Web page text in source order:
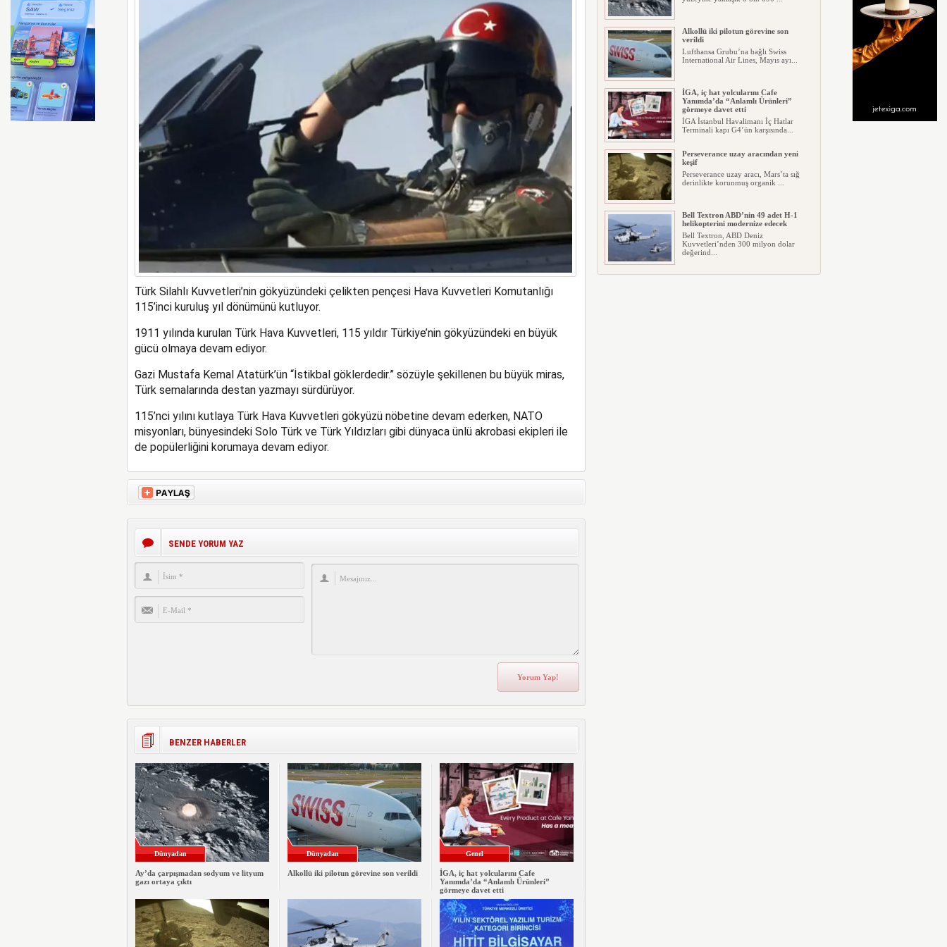
Türk Silahlı Kuvvetleri’nin gökyüzündeki çelikten pençesi Hava Kuvvetleri Komutanlığı
115’inci kuruluş yıl dönümünü kutluyor.
1911 yılında kurulan Türk Hava Kuvvetleri, 115 yıldır Türkiye’nin gökyüzündeki en büyük
gücü olmaya devam ediyor.
Gazi Mustafa Kemal Atatürk’ün “İstikbal göklerdedir.” sözüyle şekillenen bu büyük miras,
Türk semalarında destan yazmayı sürdürüyor.
115’nci yılını kutlaya Türk Hava Kuvvetleri gökyüzü nöbetine devam ederken, NATO
misyonları, bünyesindeki Solo Türk ve Türk Yıldızları gibi dünyaca ünlü akrobasi ekipleri ile
de popülerliğini korumaya devam ediyor.
SENDE YORUM YAZ
BENZER HABERLER
Dünyadan
Ay’da çarpışmadan sodyum ve lityum
gazı ortaya çıktı
Dünyadan
Alkollü iki pilotun görevine son verildi
Genel
İGA, iç hat yolcularını Cafe
Yanımda’da “Anlamlı Ürünleri”
görmeye davet etti
Alkollü iki pilotun görevine son
verildi
Lufthansa Grubu’na bağlı Swiss
International Air Lines, Mayıs ayı...
İGA, iç hat yolcularını Cafe
Yanımda’da “Anlamlı Ürünleri”
görmeye davet etti
İGA İstanbul Havalimanı İç Hatlar
Terminali kapı G4’ün karşısında...
Perseverance uzay aracından yeni
keşif
Perseverance uzay aracı, Mars’ta sığ
derinlikte korunmuş organik ...
Bell Textron ABD’nin 49 adet H-1
helikopterini modernize edecek
Bell Textron, ABD Deniz
Kuvvetleri’nden 300 milyon dolar
değerind...
Hitit Bilişim 500’de Sektörel Yazılım